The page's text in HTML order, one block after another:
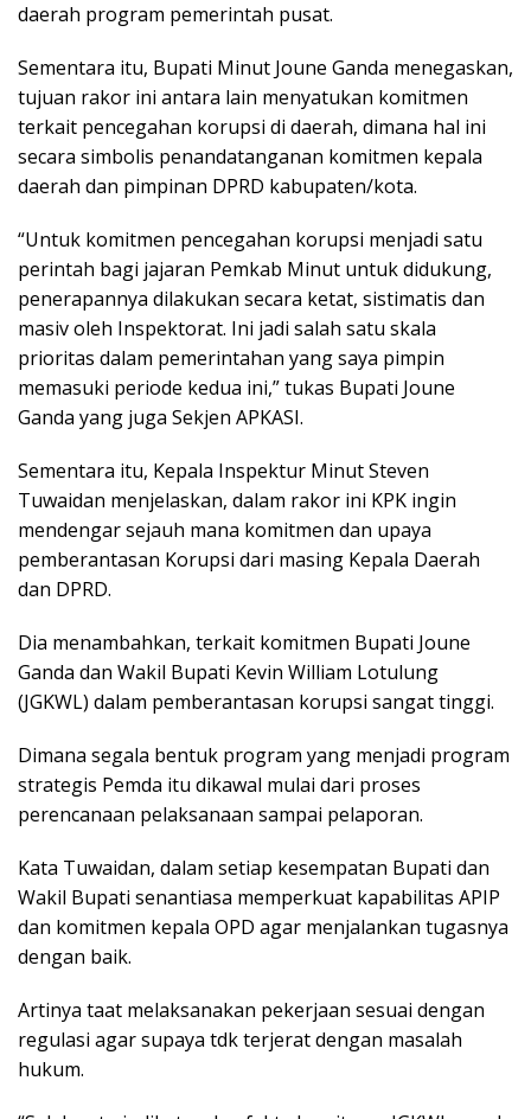
daerah program pemerintah pusat.
Sementara itu, Bupati Minut Joune Ganda menegaskan,
tujuan rakor ini antara lain menyatukan komitmen
terkait pencegahan korupsi di daerah, dimana hal ini
secara simbolis penandatanganan komitmen kepala
daerah dan pimpinan DPRD kabupaten/kota.
“Untuk komitmen pencegahan korupsi menjadi satu
perintah bagi jajaran Pemkab Minut untuk didukung,
penerapannya dilakukan secara ketat, sistimatis dan
masiv oleh Inspektorat. Ini jadi salah satu skala
prioritas dalam pemerintahan yang saya pimpin
memasuki periode kedua ini,” tukas Bupati Joune
Ganda yang juga Sekjen APKASI.
Sementara itu, Kepala Inspektur Minut Steven
Tuwaidan menjelaskan, dalam rakor ini KPK ingin
mendengar sejauh mana komitmen dan upaya
pemberantasan Korupsi dari masing Kepala Daerah
dan DPRD.
Dia menambahkan, terkait komitmen Bupati Joune
Ganda dan Wakil Bupati Kevin William Lotulung
(JGKWL) dalam pemberantasan korupsi sangat tinggi.
Dimana segala bentuk program yang menjadi program
strategis Pemda itu dikawal mulai dari proses
perencanaan pelaksanaan sampai pelaporan.
Kata Tuwaidan, dalam setiap kesempatan Bupati dan
Wakil Bupati senantiasa memperkuat kapabilitas APIP
dan komitmen kepala OPD agar menjalankan tugasnya
dengan baik.
Artinya taat melaksanakan pekerjaan sesuai dengan
regulasi agar supaya tdk terjerat dengan masalah
hukum.